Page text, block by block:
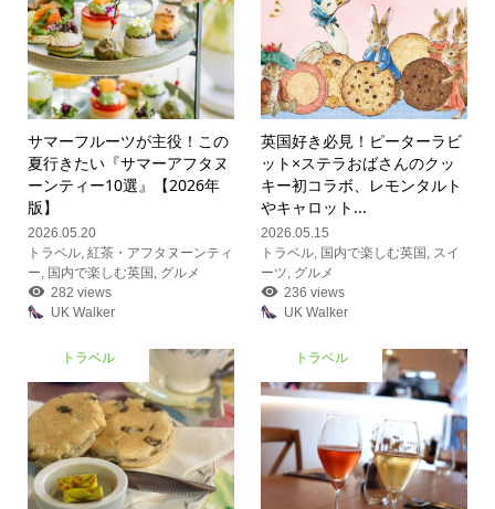
サマーフルーツが主役！この
夏行きたい『サマーアフタヌ
ーンティー10選』【2026年
版】
2026.05.20
トラベル, 紅茶・アフタヌーンティ
ー, 国内で楽しむ英国 , グルメ
282 views
UK Walker
英国好き必見！ピーターラビ
ット×ステラおばさんのクッ
キー初コラボ、レモンタルト
やキャロット...
2026.05.15
トラベル, 国内で楽しむ英国 , スイ
ーツ, グルメ
236 views
UK Walker
トラベル トラベル